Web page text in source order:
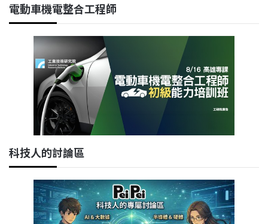
電動車機電整合工程師
科技人的討論區